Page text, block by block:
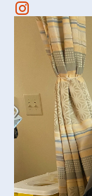
Instagram